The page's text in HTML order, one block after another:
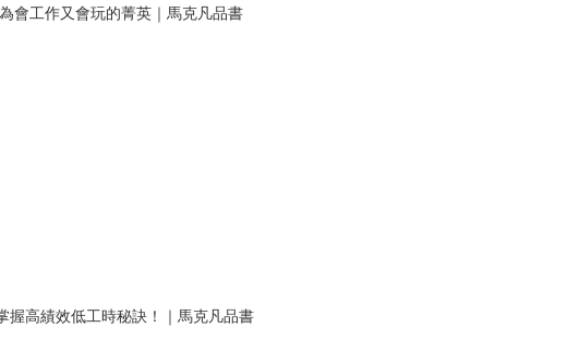
會工作又會玩的菁英｜馬克凡品書
握高績效低工時秘訣！｜馬克凡品書